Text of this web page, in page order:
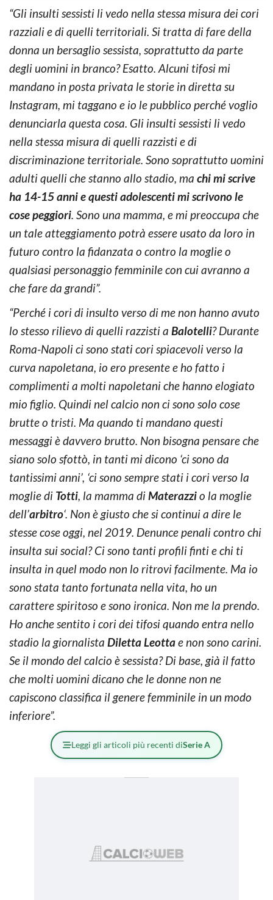
“Gli insulti sessisti li vedo nella stessa misura dei cori
razziali e di quelli territoriali. Si tratta di fare della
donna un bersaglio sessista, soprattutto da parte
degli uomini in branco? Esatto. Alcuni tifosi mi
mandano in posta privata le storie in diretta su
Instagram, mi taggano e io le pubblico perché voglio
denunciarla questa cosa. Gli insulti sessisti li vedo
nella stessa misura di quelli razzisti e di
discriminazione territoriale. Sono soprattutto uomini
adulti quelli che stanno allo stadio, ma chi mi scrive
ha 14-15 anni e questi adolescenti mi scrivono le
cose peggiori. Sono una mamma, e mi preoccupa che
un tale atteggiamento potrà essere usato da loro in
futuro contro la fidanzata o contro la moglie o
qualsiasi personaggio femminile con cui avranno a
che fare da grandi”.
“Perché i cori di insulto verso di me non hanno avuto
lo stesso rilievo di quelli razzisti a Balotelli? Durante
Roma-Napoli ci sono stati cori spiacevoli verso la
curva napoletana, io ero presente e ho fatto i
complimenti a molti napoletani che hanno elogiato
mio figlio. Quindi nel calcio non ci sono solo cose
brutte o tristi. Ma quando ti mandano questi
messaggi è davvero brutto. Non bisogna pensare che
siano solo sfottò, in tanti mi dicono ‘ci sono da
tantissimi anni’, ‘ci sono sempre stati i cori verso la
moglie di Totti, la mamma diMaterazzio la moglie
dell’arbitro‘. Non è giusto che si continui a dire le
stesse cose oggi, nel 2019. Denunce penali contro chi
insulta sui social? Ci sono tanti profili finti e chi ti
insulta in quel modo non lo ritrovi facilmente. Ma io
sono stata tanto fortunata nella vita, ho un
carattere spiritoso e sono ironica. Non me la prendo.
Ho anche sentito i cori dei tifosi quando entra nello
stadio la giornalista Diletta Leottae non sono carini.
Se il mondo del calcio è sessista? Di base, già il fatto
che molti uomini dicano che le donne non ne
capiscono classifica il genere femminile in un modo
inferiore”.
Leggi gli articoli più recenti diSerie A